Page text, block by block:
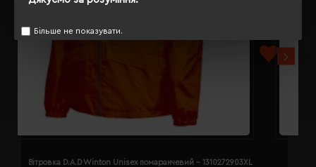
Більше не показувати.
Вітровка D.A.D Winton Unisex помаранчевий - 1310272903XL